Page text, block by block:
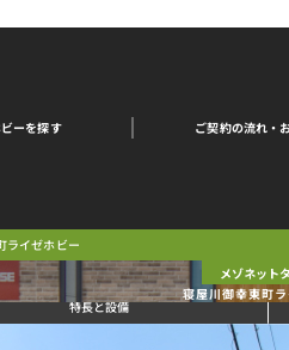
ーを探す ご契約の流れ・
ライゼホビー
メゾネット
寝屋川御幸東町
特長と設備